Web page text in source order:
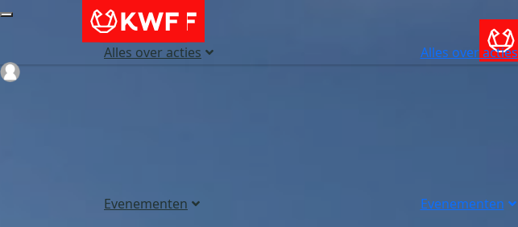
Alles over acties
Evenementen
Alles over acties
Evenementen